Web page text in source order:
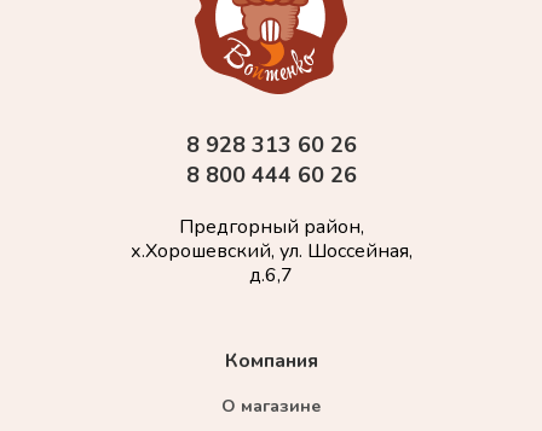
Компания
О магазине
8 928 313 60 26
8 800 444 60 26
Предгорный район,
х.Хорошевский, ул. Шоссейная,
д.6,7